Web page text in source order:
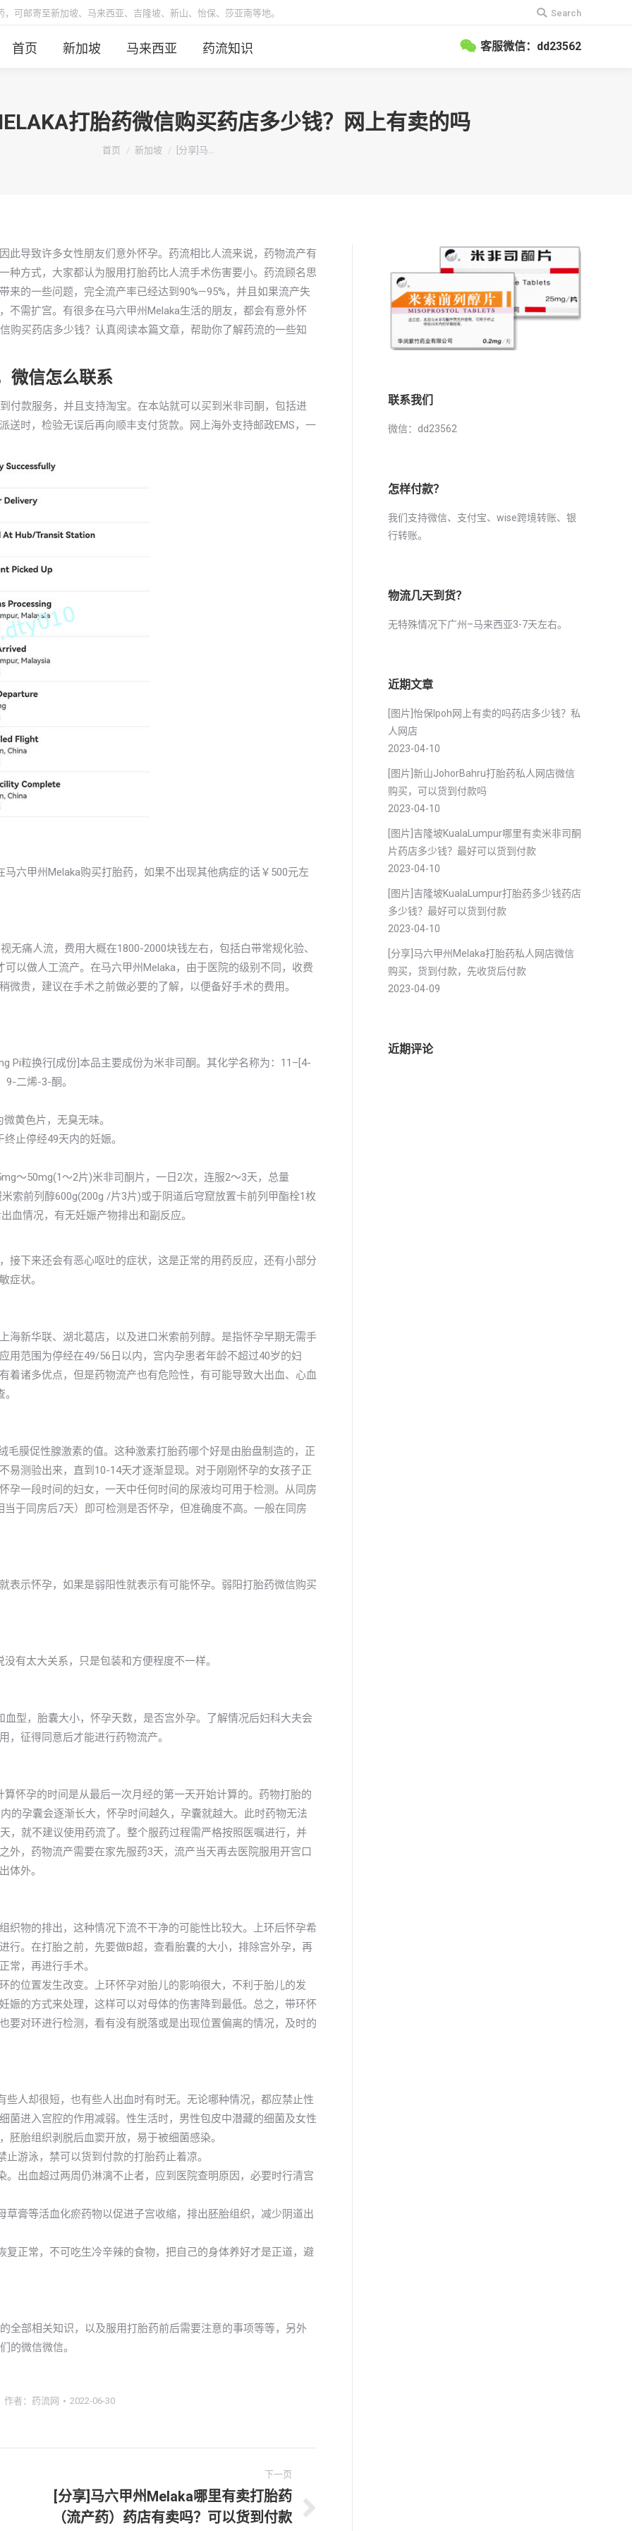
可邮寄至新加坡、马来西亚、吉隆坡、新山、怡保、莎亚南等地。
搜
索：
Search
首页 新加坡 马来西亚 药流知识 客服微信：dd23562
打胎药微信购买药店多少钱？网上有卖的吗
你在这里：
首页 新加坡 [分享]马…
此导致许多女性朋友们意外怀孕。药流相比人流来说，药物流产有
种方式，大家都认为服用打胎药比人流手术伤害要小。药流顾名思
来的一些问题，完全流产率已经达到90%—95%，并且如果流产失
不需扩宫。有很多在马六甲州Melaka生活的朋友，都会有意外怀
购买药店多少钱？认真阅读本篇文章，帮助你了解药流的一些知
微信怎么联系
付款服务，并且支持淘宝。在本站就可以买到米非司酮，包括进
送时，检验无误后再向顺丰支付货款。网上海外支持邮政EMS，一
六甲州Melaka购买打胎药，如果不出现其他病症的话￥500元左
痛人流，费用大概在1800-2000块钱左右，包括白带常规化验、
以做人工流产。在马六甲州Melaka，由于医院的级别不同，收费
贵，建议在手术之前做必要的了解，以便备好手术的费用。
Pi粒换行[成份]本品主要成份为米非司酮。其化学名称为：11–[4-
二烯-3-酮。
黄色片，无臭无味。
止停经49天内的妊娠。
～50mg(1～2片)米非司酮片，一日2次，连服2～3天，总量
索前列醇600g(200g /片3片)或于阴道后穹窟放置卡前列甲酯栓1枚
血情况，有无妊娠产物排出和副反应。
接下来还会有恶心呕吐的症状，这是正常的用药反应，还有小部分
症状。
海新华联、湖北葛店，以及进口米索前列醇。是指怀孕早期无需手
用范围为停经在49/56日以内，宫内孕患者年龄不超过40岁的妇
着诸多优点，但是药物流产也有危险性，有可能导致大出血、心血
毛膜促性腺激素的值。这种激素打胎药哪个好是由胎盘制造的，正
易测验出来，直到10-14天才逐渐显现。对于刚刚怀孕的女孩子正
孕一段时间的妇女，一天中任何时间的尿液均可用于检测。从同房
于同房后7天）即可检测是否怀孕，但准确度不高。一般在同房
表示怀孕，如果是弱阳性就表示有可能怀孕。弱阳打胎药微信购买
有太大关系，只是包装和方便程度不一样。
型，胎囊大小，怀孕天数，是否宫外孕。了解情况后妇科大夫会
，征得同意后才能进行药物流产。
怀孕的时间是从最后一次月经的第一天开始计算的。药物打胎的
的孕囊会逐渐长大，怀孕时间越久，孕囊就越大。此时药物无法
，就不建议使用药流了。整个服药过程需严格按照医嘱进行，并
外，药物流产需要在家先服药3天，流产当天再去医院服用开宫口
体外。
织物的排出，这种情况下流不干净的可能性比较大。上环后怀孕希
行。在打胎之前，先要做B超，查看胎囊的大小，排除宫外孕，再
常，再进行手术。
的位置发生改变。上环怀孕对胎儿的影响很大，不利于胎儿的发
娠的方式来处理，这样可以对母体的伤害降到最低。总之，带环怀
要对环进行检测，看有没有脱落或是出现位置偏离的情况，及时的
人却很短，也有些人出血时有时无。无论哪种情况，都应禁止性
菌进入宫腔的作用减弱。性生活时，男性包皮中潜藏的细菌及女性
胎组织剥脱后血窦开放，易于被细菌感染。
游泳，禁可以货到付款的打胎药止着凉。
出血超过两周仍淋漓不止者，应到医院查明原因，必要时行清宫
膏等活血化瘀药物以促进子宫收缩，排出胚胎组织，减少阴道出
正常，不可吃生冷辛辣的食物，把自己的身体养好才是正道，避
全部相关知识，以及服用打胎药前后需要注意的事项等等，另外
的微信微信。
作者： 药流网 2022-06-30
下一页
[分享]马六甲州Melaka哪里有卖打胎药
（流产药）药店有卖吗？可以货到付款
联系我们
微信：dd23562
怎样付款？
我们支持微信、支付宝、wise跨境转账、银
行转账。
物流几天到货？
无特殊情况下广州–马来西亚3-7天左右。
近期文章
[图片]怡保lpoh网上有卖的吗药店多少钱？私
人网店
2023-04-10
[图片]新山JohorBahru打胎药私人网店微信
购买，可以货到付款吗
2023-04-10
[图片]吉隆坡KualaLumpur哪里有卖米非司酮
片药店多少钱？最好可以货到付款
2023-04-10
[图片]吉隆坡KualaLumpur打胎药多少钱药店
多少钱？最好可以货到付款
2023-04-10
[分享]马六甲州Melaka打胎药私人网店微信
购买，货到付款，先收货后付款
2023-04-09
近期评论